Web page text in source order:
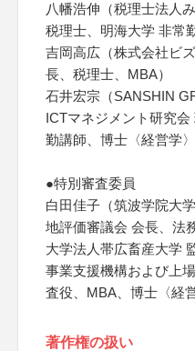
八幡浩伸（税理士法人
税理士、明海大学 非常
吉岡高広（株式会社ビ
長、税理士、MBA）
石井宏宗（SANSHIN
ICTマネジメント研究
勤講師、博士〈経営学〉
●特別審査委員
白田佳子（筑波学院大
地評価審議会 会長、法
大学法人帯広畜産大学
事業支援機構および上
査役、MBA、博士〈経
著作権の扱い